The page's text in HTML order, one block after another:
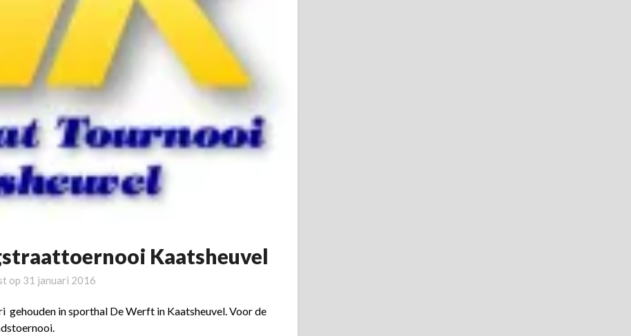
Kaatsheuvel
op 31 januari 2016
in sporthal De Werft in Kaatsheuvel. Voor de